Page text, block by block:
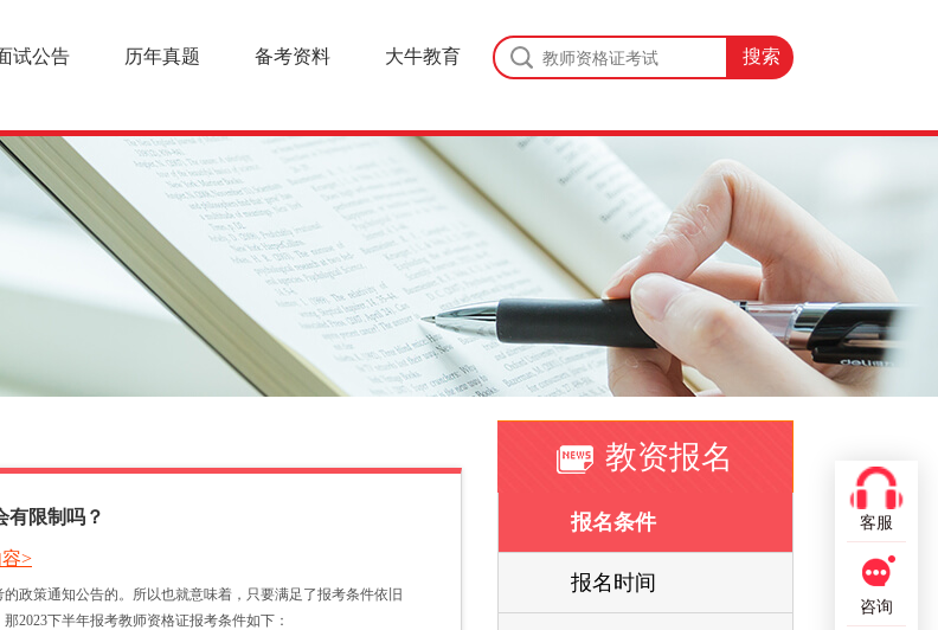
试公告 历年真题 备考资料 大牛教育
有限制吗？
政策通知公告的。所以也就意味着，只要满足了报考条件依旧
2023下半年报考教师资格证报考条件如下：
>
教资报名
报名条件
报名时间
报名时间
客服
咨询